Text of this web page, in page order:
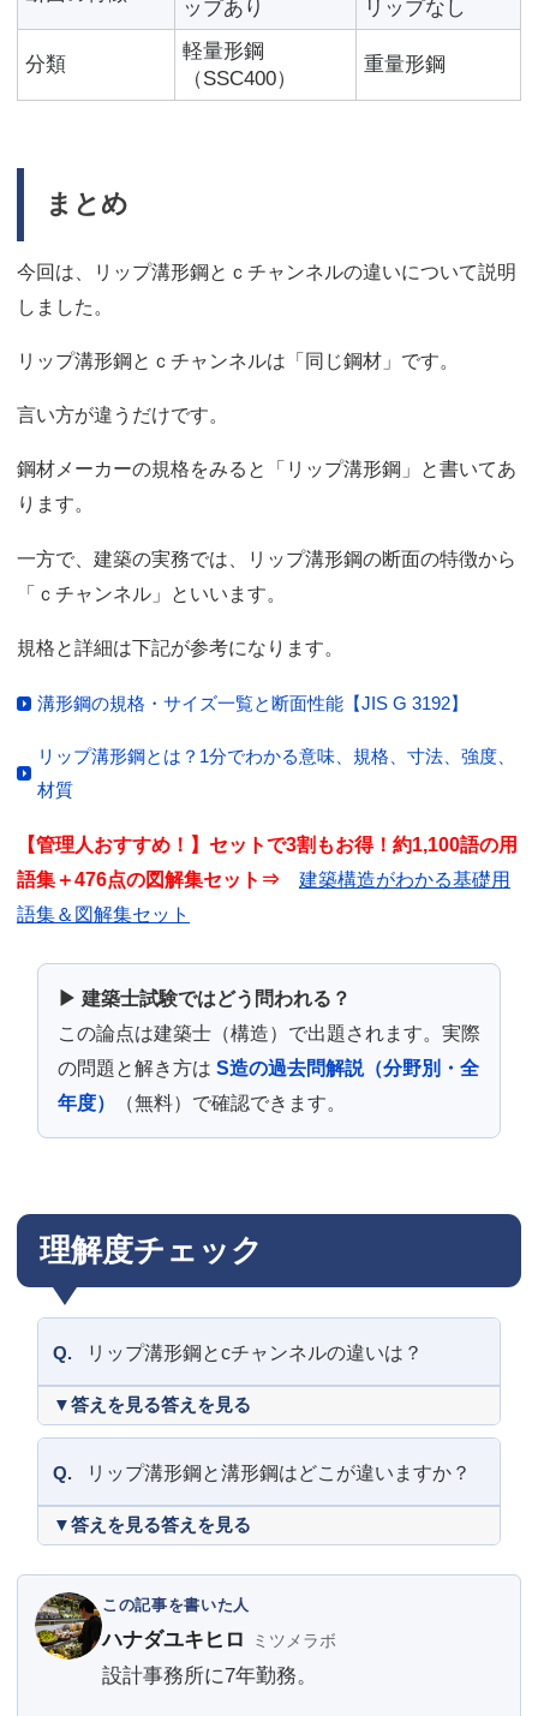
ップあり リップなし
分類
軽量形鋼
（SSC400）
重量形鋼
まとめ
今回は、リップ溝形鋼とｃチャンネルの違いについて説明
しました。
リップ溝形鋼とｃチャンネルは「同じ鋼材」です。
言い方が違うだけです。
鋼材メーカーの規格をみると「リップ溝形鋼」と書いてあ
ります。
一方で、建築の実務では、リップ溝形鋼の断面の特徴から
「ｃチャンネル」といいます。
規格と詳細は下記が参考になります。
溝形鋼の規格・サイズ一覧と断面性能【JIS G 3192】
リップ溝形鋼とは？1分でわかる意味、規格、寸法、強度、
材質
【管理人おすすめ！】セットで3割もお得！約1,100語の用
語集＋476点の図解集セット⇒ 建築構造がわかる基礎用
語集＆図解集セット
▶ 建築士試験ではどう問われる？
この論点は建築士（構造）で出題されます。実際
の問題と解き方は S造の過去問解説（分野別・全
年度）
（無料）で確認できます。
理解度チェック
Q. リップ溝形鋼とcチャンネルの違いは？
答えを見る
Q. リップ溝形鋼と溝形鋼はどこが違いますか？
答えを見る
この記事を書いた人
ハナダユキヒロ ミツメラボ
設計事務所に7年勤務。